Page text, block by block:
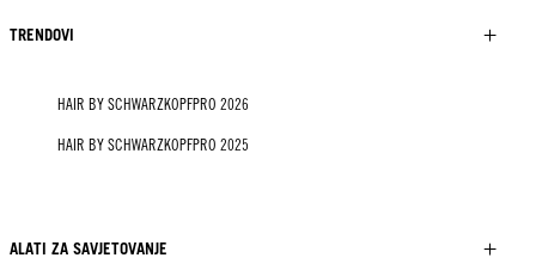
TRENDOVI
HAIR BY SCHWARZKOPFPRO 2026
HAIR BY SCHWARZKOPFPRO 2025
ALATI ZA SAVJETOVANJE